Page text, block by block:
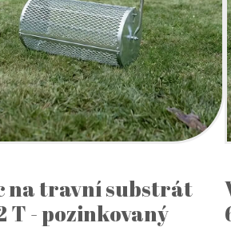
na travní substrát
T - pozinkovaný